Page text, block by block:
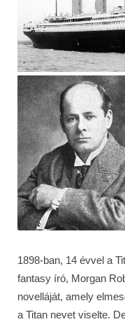
1898-ban, 14 évvel a
fantasy író, Morgan
novelláját, amely
a Titan nevet viselte.